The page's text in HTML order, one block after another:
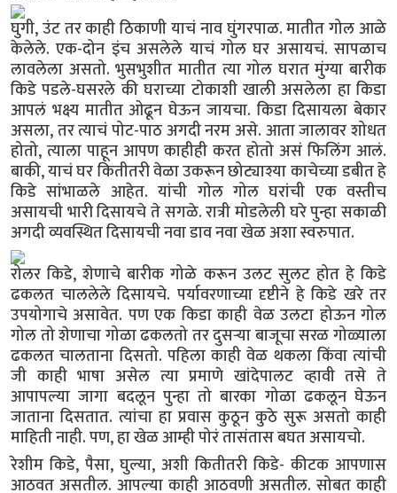
घुगी, उंट तर काही ठिकाणी याचं नाव घुंगरपाळ. मातीत गोल आळे
केलेले. एक-दोन इंच असलेले याचं गोल घर असायचं. सापळाच
लावलेला असतो. भुसभुशीत मातीत त्या गोल घरात मुंग्या बारीक
किडे पडले-घसरले की घराच्या टोकाशी खाली असलेला हा किडा
आपलं भक्ष्य मातीत ओढून घेऊन जायचा. किडा दिसायला बेकार
असला, तर त्याचं पोट-पाठ अगदी नरम असे. आता जालावर शोधत
होतो, त्याला पाहून आपण काहीही करत होतो असं फिलिंग आलं.
बाकी, याचं घर कितीतरी वेळा उकरून छोट्याश्या काचेच्या डबीत हे
किडे सांभाळले आहेत. यांची गोल गोल घरांची एक वस्तीच
असायची भारी दिसायचे ते सगळे. रात्री मोडलेली घरे पुन्हा सकाळी
अगदी व्यवस्थित दिसायची नवा डाव नवा खेळ अशा स्वरुपात.
रोलर किडे, शेणाचे बारीक गोळे करून उलट सुलट होत हे किडे
ढकलत चाललेले दिसायचे. पर्यावरणाच्या दृष्टीने हे किडे खरे तर
उपयोगाचे असावेत. पण एक किडा काही वेळ उलटा होऊन गोल
गोल तो शेणाचा गोळा ढकलतो तर दुसऱ्या बाजूचा सरळ गोळ्याला
ढकलत चालताना दिसतो. पहिला काही वेळ थकला किंवा त्यांची
जी काही भाषा असेल त्या प्रमाणे खांदेपालट व्हावी तसे ते
आपापल्या जागा बदलून पुन्हा तो बारका गोळा ढकलून घेऊन
जाताना दिसतात. त्यांचा हा प्रवास कुठून कुठे सुरू असतो काही
माहिती नाही. पण, हा खेळ आम्ही पोरं तासंतास बघत असायचो.
रेशीम किडे, पैसा, घुल्या, अशी कितीतरी किडे- कीटक आपणास
आठवत असतील. आपल्या काही आठवणी असतील. सोबत काही